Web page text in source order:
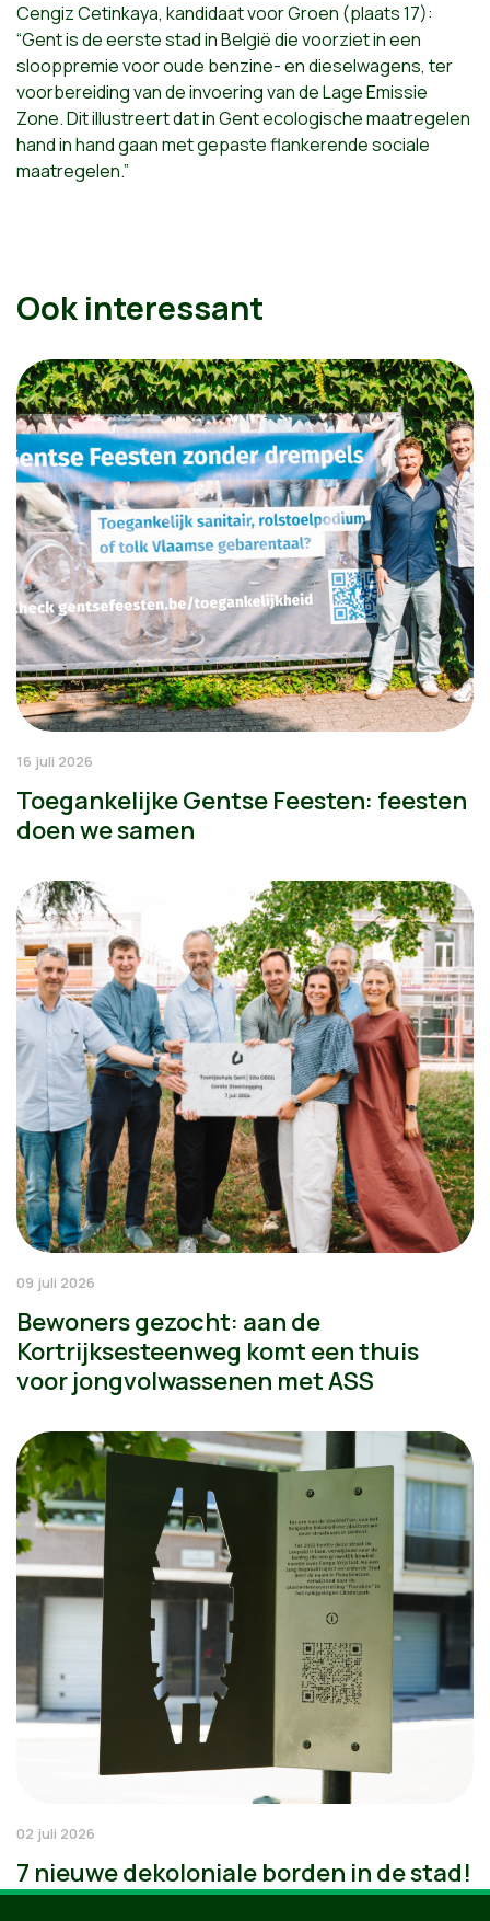
Cengiz Cetinkaya, kandidaat voor Groen (plaats 17):
“Gent is de eerste stad in België die voorziet in een
slooppremie voor oude benzine- en dieselwagens, ter
voorbereiding van de invoering van de Lage Emissie
Zone. Dit illustreert dat in Gent ecologische maatregelen
hand in hand gaan met gepaste flankerende sociale
maatregelen.”
Ook interessant
16 juli 2026
Toegankelijke Gentse Feesten: feesten
doen we samen
09 juli 2026
Bewoners gezocht: aan de
Kortrijksesteenweg komt een thuis
voor jongvolwassenen met ASS
02 juli 2026
7 nieuwe dekoloniale borden in de stad!